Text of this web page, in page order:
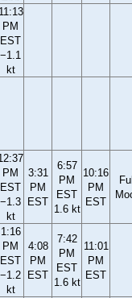
11:13
PM
EST
−1.1
kt
PM
EST
−1.3
kt
3:31
PM
EST
6:57
PM
EST
1.6 kt
10:16
PM
EST
1:16
PM
EST
−1.2
kt
4:08
PM
EST
7:42
PM
EST
1.6 kt
11:01
PM
EST